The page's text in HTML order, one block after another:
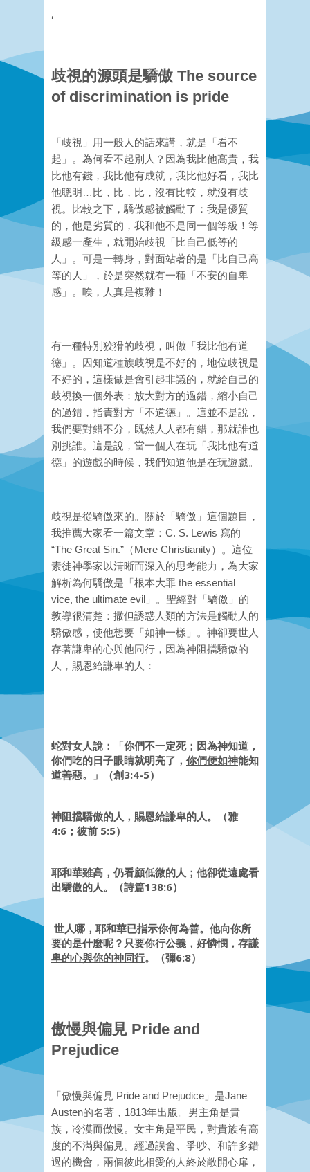
‘
歧視的源頭是驕傲 The source
of discrimination is pride
「歧視」用一般人的話來講，就是「看不
起」。為何看不起別人？因為我比他高貴，我
比他有錢，我比他有成就，我比他好看，我比
他聰明…比，比，比，沒有比較，就沒有歧
視。比較之下，驕傲感被觸動了：我是優質
的，他是劣質的，我和他不是同一個等級！等
級感一產生，就開始歧視「比自己低等的
人」。可是一轉身，對面站著的是「比自己高
等的人」，於是突然就有一種「不安的自卑
感」。唉，人真是複雜！
有一種特別狡猾的歧視，叫做「我比他有道
德」。因知道種族歧視是不好的，地位歧視是
不好的，這樣做是會引起非議的，就給自己的
歧視換一個外表：放大對方的過錯，縮小自己
的過錯，指責對方「不道德」。這並不是說，
我們要對錯不分，既然人人都有錯，那就誰也
別挑誰。這是說，當一個人在玩「我比他有道
德」的遊戲的時候，我們知道他是在玩遊戲。
歧視是從驕傲來的。關於「驕傲」這個題目，
我推薦大家看一篇文章：C. S. Lewis 寫的
“The Great Sin.”（Mere Christianity）。這位
素徒神學家以清晰而深入的思考能力，為大家
解析為何驕傲是「根本大罪 the essential
vice, the ultimate evil」。聖經對「驕傲」的
教導很清楚：撒但誘惑人類的方法是觸動人的
驕傲感，使他想要「如神一樣」。神卻要世人
存著謙卑的心與他同行，因為神阻擋驕傲的
人，賜恩給謙卑的人：
蛇對女人說：「你們不一定死；因為神知道，
你們吃的日子眼睛就明亮了， 你們便如神能知
道善惡。」（創3:4-5）
神阻擋驕傲的人，賜恩給謙卑的人。（雅
4:6；彼前 5:5）
耶和華雖高，仍看顧低微的人；他卻從遠處看
出驕傲的人。（詩篇138:6）
世人哪，耶和華已指示你何為善。他向你所
要的是什麼呢？只要你行公義，好憐憫， 存謙
卑的心與你的神同行。（彌6:8）
傲慢與偏見 Pride and
Prejudice
「傲慢與偏見 Pride and Prejudice」是Jane
Austen的名著，1813年出版。男主角是貴
族，冷漠而傲慢。女主角是平民，對貴族有高
度的不滿與偏見。經過誤會、爭吵、和許多錯
過的機會，兩個彼此相愛的人終於敞開心扉，